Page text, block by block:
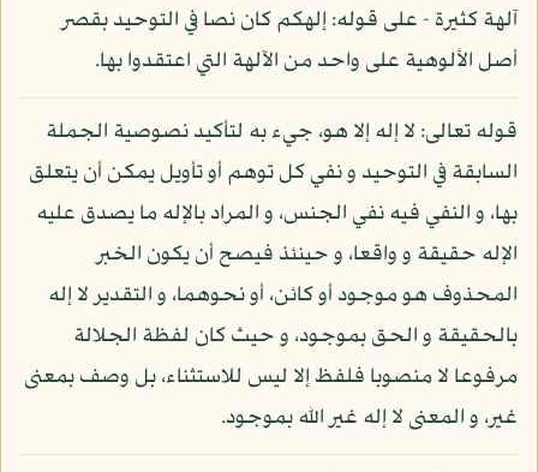
آلهة كثيرة - على قوله: إلهكم كان نصا في التوحيد بقصر
أصل الألوهية على واحد من الآلهة التي اعتقدوا بها.
قوله تعالى: لا إله إلا هو، جيء به لتأكيد نصوصية الجملة
السابقة في التوحيد و نفي كل توهم أو تأويل يمكن أن يتعلق
بها، و النفي فيه نفي الجنس، و المراد بالإله ما يصدق عليه
الإله حقيقة و واقعا، و حينئذ فيصح أن يكون الخبر
المحذوف هو موجود أو كائن، أو نحوهما، و التقدير لا إله
بالحقيقة و الحق بموجود، و حيث كان لفظة الجلالة
مرفوعا لا منصوبا فلفظ إلا ليس للاستثناء، بل وصف بمعنى
غير، و المعنى لا إله غير الله بموجود.